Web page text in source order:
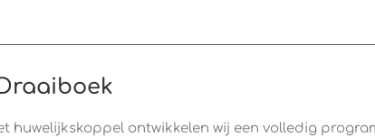
huwelijkskoppel ontwikkelen wij een volledig